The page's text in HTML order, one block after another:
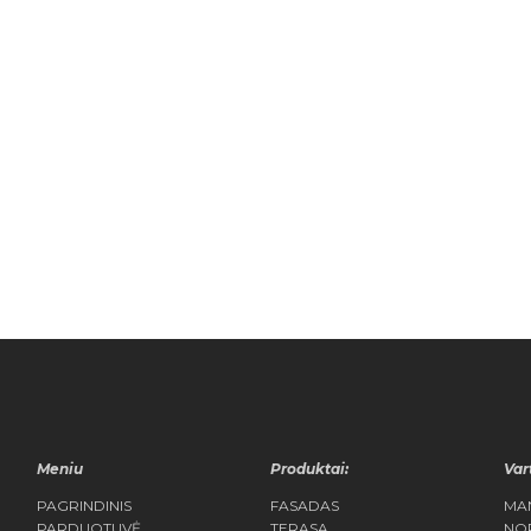
Meniu
PAGRINDINIS
Produktai:
FASADAS